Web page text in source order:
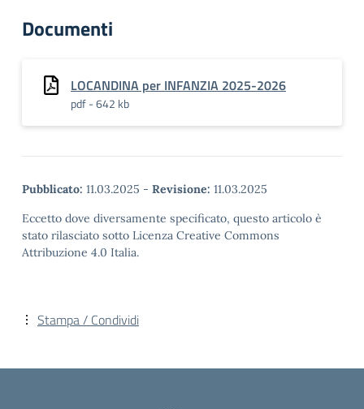
Documenti
LOCANDINA per INFANZIA 2025-2026
pdf - 642 kb
Pubblicato: 11.03.2025 - Revisione: 11.03.2025
Eccetto dove diversamente specificato, questo articolo è
stato rilasciato sotto Licenza Creative Commons
Attribuzione 4.0 Italia.
Stampa / Condividi